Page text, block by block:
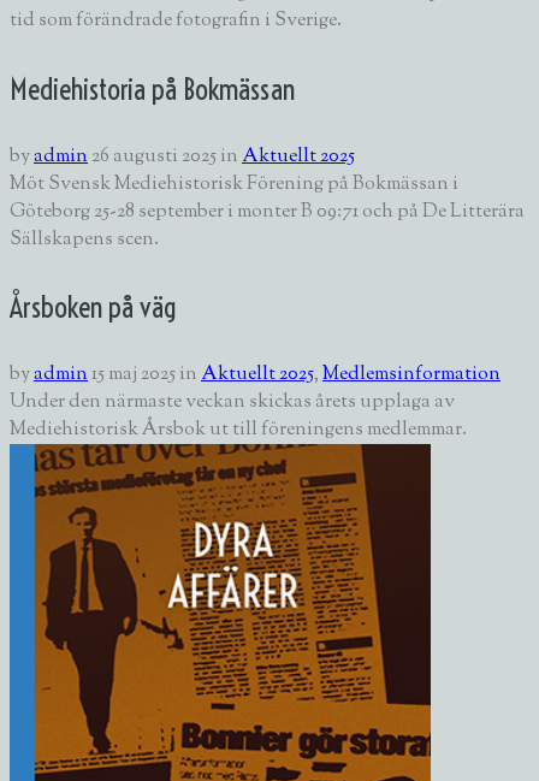
tid som förändrade fotografin i Sverige.
Mediehistoria på Bokmässan
byadmin26 augusti 2025inAktuellt 2025
Möt Svensk Mediehistorisk Förening på Bokmässan i
Göteborg 25-28 september i monter B 09:71 och på De Litterära
Sällskapens scen.
Årsboken på väg
byadmin15 maj 2025inAktuellt 2025,Medlemsinformation
Under den närmaste veckan skickas årets upplaga av
Mediehistorisk Årsbok ut till föreningens medlemmar.